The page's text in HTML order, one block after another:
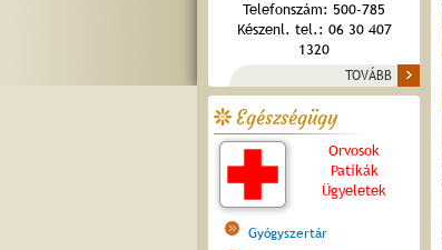
Telefonszám: 500-785
Készenl. tel.: 06 30 407
1320
TOVÁBB
Egészségügy
Orvosok
Patikák
Ügyeletek
Gyógyszertár